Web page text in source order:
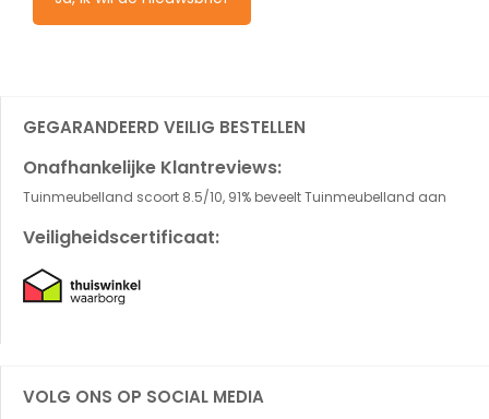
GEGARANDEERD VEILIG BESTELLEN
Onafhankelijke Klantreviews:
Tuinmeubelland scoort 8.5/10, 91% beveelt Tuinmeubelland aan
Veiligheidscertificaat:
VOLG ONS OP SOCIAL MEDIA